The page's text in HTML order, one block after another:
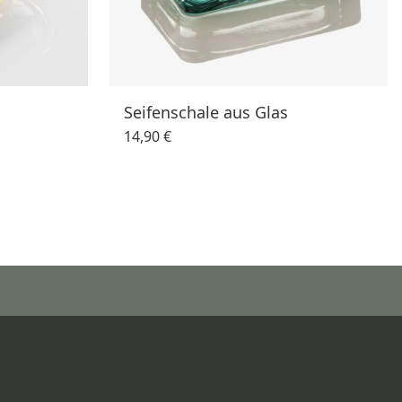
Seifenschale aus Glas
14,90 €